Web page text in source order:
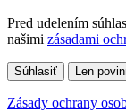
Pred udelením
našimi zásadami
Súhlasiť Len
Zásady ochrany